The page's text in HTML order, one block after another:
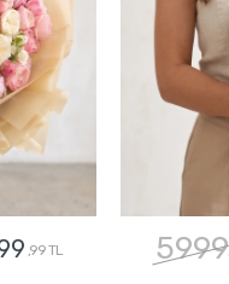
,99 TL 5999